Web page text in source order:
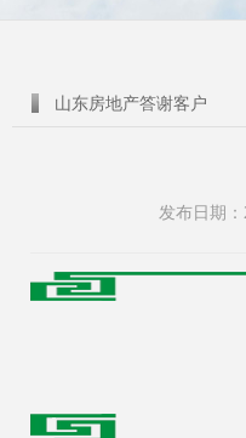
山东房地产答谢客户
发布日期